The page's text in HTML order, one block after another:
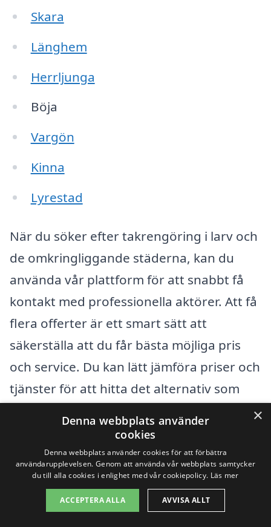
Skara
Länghem
Herrljunga
Böja
Vargön
Kinna
Lyrestad
När du söker efter takrengöring i larv och
de omkringliggande städerna, kan du
använda vår plattform för att snabbt få
kontakt med professionella aktörer. Att få
flera offerter är ett smart sätt att
säkerställa att du får bästa möjliga pris
och service. Du kan lätt jämföra priser och
tjänster för att hitta det alternativ som
Genom att välja en certifierad och erfaren
takrengöringsfirma, kan du vara säker på
att arbetet utförs korrekt och effektivt.
Dessutom kan en professionell rengöring
×
Denna webbplats använder
cookies
Denna webbplats använder cookies för att förbättra
användarupplevelsen. Genom att använda vår webbplats samtycker
du till alla cookies i enlighet med vår cookiepolicy. Läs mer
ACCEPTERA ALLA AVVISA ALLT